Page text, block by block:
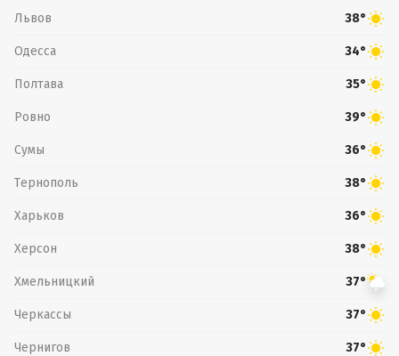
Львов 38°
Одесса 34°
Полтава 35°
Ровно 39°
Сумы 36°
Тернополь 38°
Харьков 36°
Херсон 38°
Хмельницкий 37°
Черкассы 37°
Чернигов 37°